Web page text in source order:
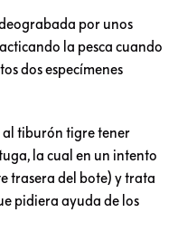
por unos
la pesca cuando
dos especímenes
al tiburón tigre tener
la cual en un intento
trasera del bote) y trata
pidiera ayuda de los